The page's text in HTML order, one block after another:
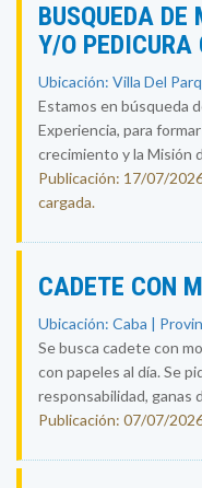
BUSQUEDA
Y/O PEDICURA
Ubicación: Villa Del
Estamos en búsqueda
Experiencia, para
crecimiento y la Misión
Publicación: 17/07/
cargada.
CADETE CON
Ubicación: Caba |
Se busca cadete con
con papeles al día. Se
responsabilidad, ganas
Publicación: 07/07/